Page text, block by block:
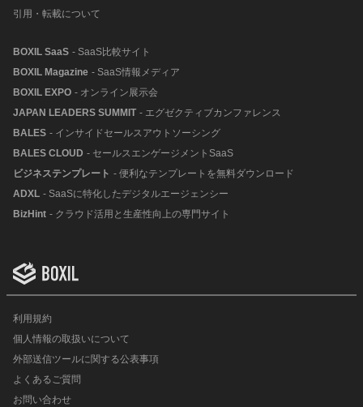
引用・転載について
BOXIL SaaS - SaaS比較サイト
BOXIL Magazine - SaaS情報メディア
BOXIL EXPO - オンライン展示会
JAPAN LEADERS SUMMIT - エグゼクティブカンファレンス
BALES - インサイドセールスアウトソーシング
BALES CLOUD - セールスエンゲージメントSaaS
ビジネステンプレート - 便利なテンプレートを無料ダウンロード
ADXL - SaaSに特化したデジタルエージェンシー
BizHint - クラウド活用と生産性向上の専門サイト
利用規約
個人情報の取扱いについて
外部送信ツールに関する公表事項
よくあるご質問
お問い合わせ